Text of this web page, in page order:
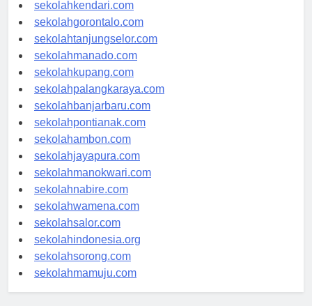
sekolahkendari.com
sekolahgorontalo.com
sekolahtanjungselor.com
sekolahmanado.com
sekolahkupang.com
sekolahpalangkaraya.com
sekolahbanjarbaru.com
sekolahpontianak.com
sekolahambon.com
sekolahjayapura.com
sekolahmanokwari.com
sekolahnabire.com
sekolahwamena.com
sekolahsalor.com
sekolahindonesia.org
sekolahsorong.com